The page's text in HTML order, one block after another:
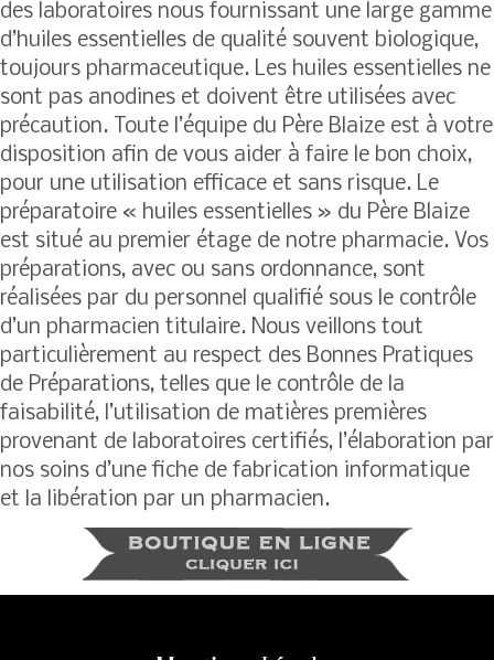
des laboratoires nous fournissant une large gamme
d’huiles essentielles de qualité souvent biologique,
toujours pharmaceutique. Les huiles essentielles ne
sont pas anodines et doivent être utilisées avec
précaution. Toute l’équipe du Père Blaize est à votre
disposition afin de vous aider à faire le bon choix,
pour une utilisation efficace et sans risque. Le
préparatoire « huiles essentielles » du Père Blaize
est situé au premier étage de notre pharmacie. Vos
préparations, avec ou sans ordonnance, sont
réalisées par du personnel qualifié sous le contrôle
d’un pharmacien titulaire. Nous veillons tout
particulièrement au respect des Bonnes Pratiques
de Préparations, telles que le contrôle de la
faisabilité, l’utilisation de matières premières
provenant de laboratoires certifiés, l’élaboration par
nos soins d’une fiche de fabrication informatique
et la libération par un pharmacien.